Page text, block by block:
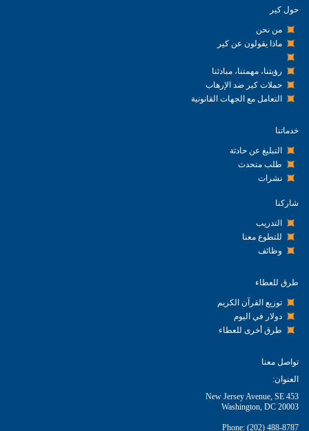
حول كير
من نحن
ماذا يقولون عن كير
رؤيتنا، مهمتنا، مبادئنا
حملات كير ضد الإرهاب
التعامل مع الجهات القانونية
خدماتنا
التبليغ عن حادثة
طلب متحدث
نشرات
شاركنا
التدريب
للتطوع معنا
وظائف
طرق للعطاء
توزيع القرآن الكريم
دولار في اليوم
طرق أخرى للعطاء
تواصل معنا
العنوان:
453 New Jersey Avenue, SE
Washington, DC 20003
Phone: (202) 488-8787